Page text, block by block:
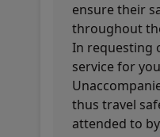
ensure their
throughout
In requesting
service for
thus travel
attended to